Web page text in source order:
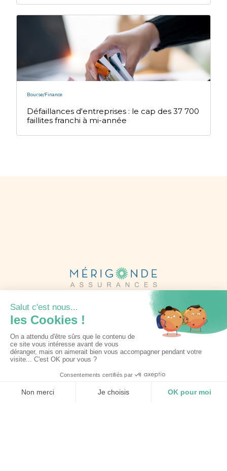
Bourse/Finance
Défaillances d'entreprises : le cap des 37 700
faillites franchi à mi-année
Informations complètes
9 Rue du Stade